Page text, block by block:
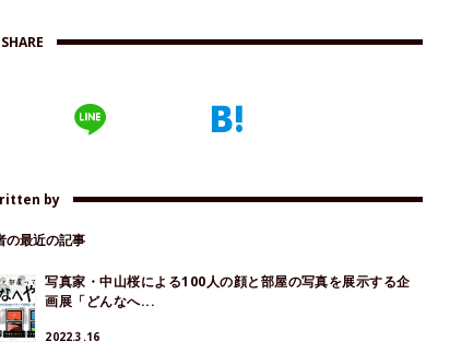
SHARE
by
の最近の記事
写真家・中山桜による100人の顔と部屋の写真を展示する企
画展「どんなへ...
2022.3.16